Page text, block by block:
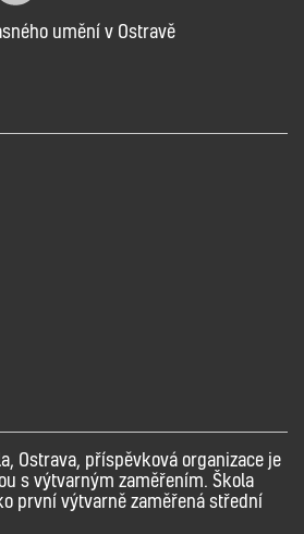
umění v Ostravě
Ostrava, příspěvková organizace je
s výtvarným zaměřením. Škola
první výtvarně zaměřená střední